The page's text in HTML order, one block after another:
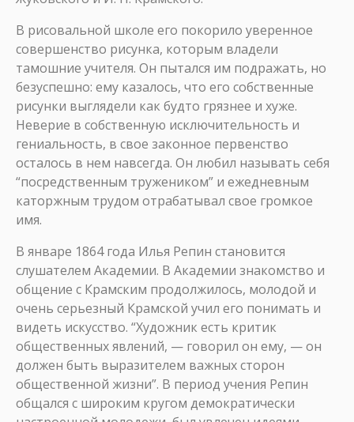
В рисовальной школе его покорило уверенное
совершенство рисунка, которым владели
тамошние учителя. Он пытался им подражать, но
безуспешно: ему казалось, что его собственные
рисунки выглядели как будто грязнее и хуже.
Неверие в собственную исключительность и
гениальность, в свое законное первенство
осталось в нем навсегда. Он любил называть себя
“посредственным тружеником” и ежедневным
каторжным трудом отрабатывал свое громкое
имя.
В январе 1864 года Илья Репин становится
слушателем Академии. В Академии знакомство и
общение с Крамским продолжилось, молодой и
очень серьезный Крамской учил его понимать и
видеть искусство. “Художник есть критик
общественных явлений, — говорил он ему, — он
должен быть выразителем важных сторон
общественной жизни”. В период учения Репин
общался с широким кругом демократически